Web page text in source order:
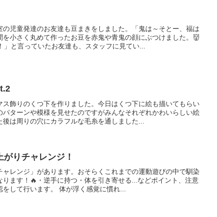
児童発達のお友達も豆まきをしました。「鬼は～そとー、福は
小さく丸めて作ったお豆を赤鬼や青鬼の顔にぶつけました。👹
と言っていたお友達も、スタッフに見てい...
飾りのくつ下を作りました。今日はくつ下に絵も描いてもらい
ターンや模様を見せたのですがみんなそれぞれかわいらしい絵
は周りの穴にカラフルな毛糸を通しました...
りチャレンジ！
レンジ」があります。おそらくこれまでの運動遊びの中で馴染
ます！🔥・逆手に持つ・体を引き寄せる...などポイント、注意
して行います。 体が浮く感覚に慣れ...